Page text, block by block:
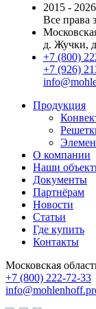
2015 - 2026
Все права
д. Жучки,
+7 (800)
+7 (926)
Продукция
О компании
Наши
Документы
Партнёрам
Новости
Статьи
Где купить
Контакты
Московская
+7 (800) 222-72-33